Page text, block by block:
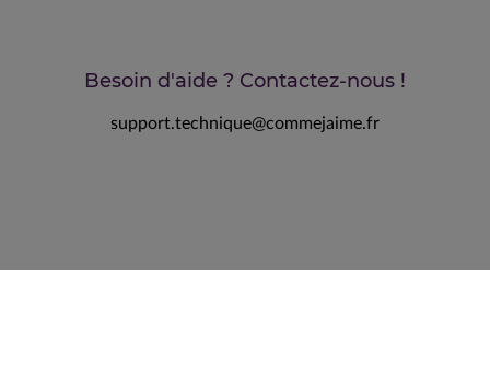
Besoin d'aide ? Contactez-nous !
support.technique@commejaime.fr